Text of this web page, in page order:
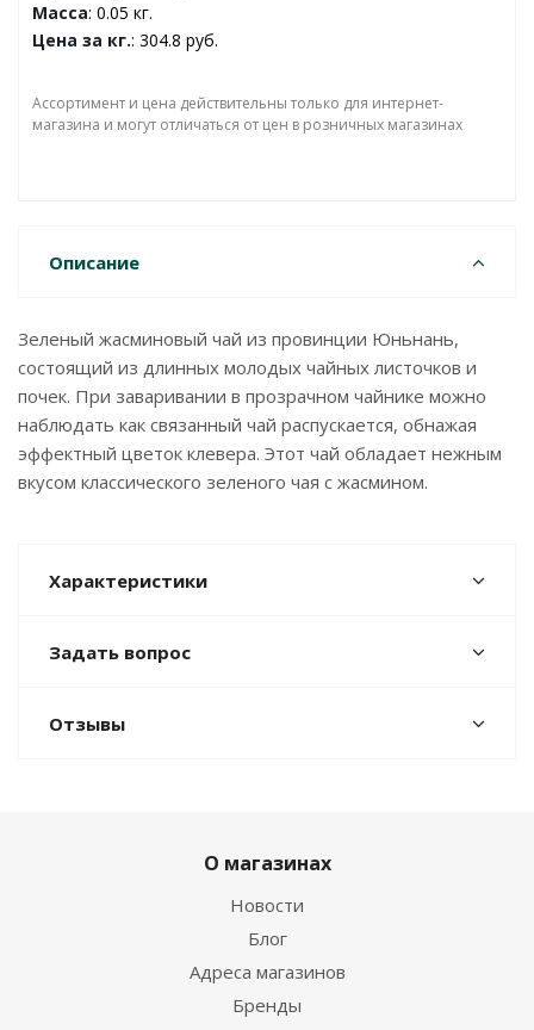
Масса: 0.05 кг.
Цена за кг.: 304.8 руб.
Ассортимент и цена действительны только для интернет-
магазина и могут отличаться от цен в розничных магазинах
Описание
Зеленый жасминовый чай из провинции Юньнань,
состоящий из длинных молодых чайных листочков и
почек. При заваривании в прозрачном чайнике можно
наблюдать как связанный чай распускается, обнажая
эффектный цветок клевера. Этот чай обладает нежным
вкусом классического зеленого чая с жасмином.
Характеристики
Задать вопрос
Отзывы
О магазинах
Новости
Блог
Адреса магазинов
Бренды